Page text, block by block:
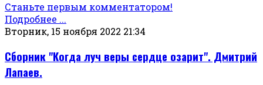
Станьте первым комментатором!
Подробнее ...
Вторник, 15 ноября 2022 21:34
Сборник "Когда луч веры сердце озарит". Дмитрий
Лапаев.